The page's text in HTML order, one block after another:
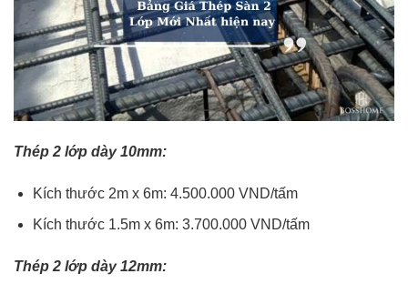
Thép 2 lớp dày 10mm:
Kích thước 2m x 6m: 4.500.000 VND/tấm
Kích thước 1.5m x 6m: 3.700.000 VND/tấm
Thép 2 lớp dày 12mm: